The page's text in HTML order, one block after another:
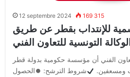
12 septembre 2024 169 315
للإنتداب بقطر عن طريق
الوكالة التونسية للتعاون الفني
الفني أن مؤسسة حكومية بدولة قطر
ومسعفين.
شروط الترشح: ⏺الحصول